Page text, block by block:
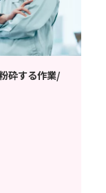
砕する作業/